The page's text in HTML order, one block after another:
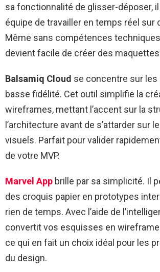
sa fonctionnalité de glisser-déposer,
équipe de travailler en temps réel sur
Même sans compétences techniques
devient facile de créer des
Balsamiq Cloud se concentre sur
basse fidélité. Cet outil simplifie la
wireframes, mettant l’accent sur la
l’architecture avant de s’attarder sur
visuels. Parfait pour valider
de votre MVP.
Marvel App brille par sa simplicité. Il
des croquis papier en prototypes
rien de temps. Avec l’aide de
convertit vos esquisses en
ce qui en fait un choix idéal pour les
du design.